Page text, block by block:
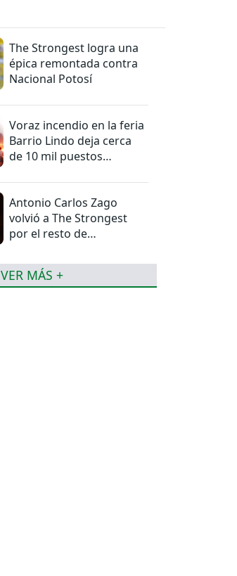
The Strongest logra una
épica remontada contra
Nacional Potosí
Voraz incendio en la feria
Barrio Lindo deja cerca
de 10 mil puestos
Antonio Carlos Zago
volvió a The Strongest
por el resto de
VER MÁS +